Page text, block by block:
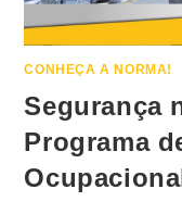
CONHEÇA A NORMA!
Segurança
Programa